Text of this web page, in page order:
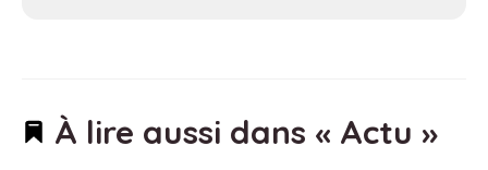
À lire aussi dans « Actu »